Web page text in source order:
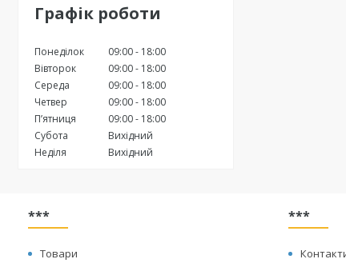
Графік роботи
Понеділок 09:00
18:00
Вівторок
09:00
18:00
Середа
09:00
18:00
Четвер
09:00
18:00
Пʼятниця
09:00
18:00
Субота
Вихідний
Неділя
Вихідний
***
Товари
***